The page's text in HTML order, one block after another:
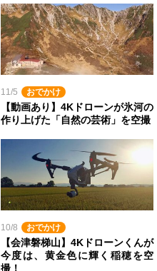
11/5 おでかけ
【動画あり】4Kドローンが氷河の
作り上げた「自然の芸術」を空撮
10/8 おでかけ
【会津磐梯山】4Kドローンくんが
今度は、黄金色に輝く稲穂を空
撮！